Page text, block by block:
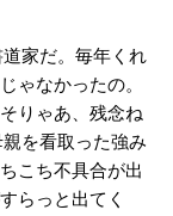
家だ。毎年くれ
ゃなかったの。
りゃあ、残念ね
を看取った強み
こち不具合が出
らっと出てく